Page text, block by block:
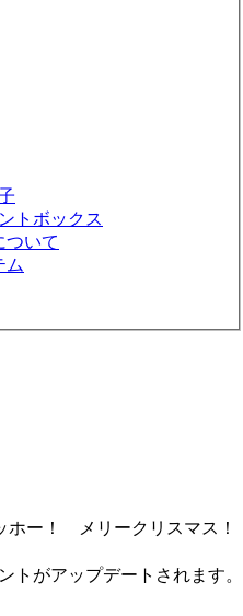
トボックス
ついて
ム
ホー！ メリークリスマス！
トがアップデートされます。